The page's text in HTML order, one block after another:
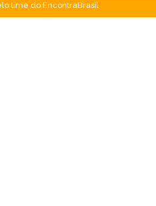
time do EncontraBrasil